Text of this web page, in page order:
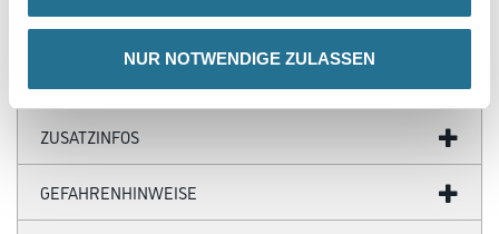
NUR NOTWENDIGE ZULASSEN
- 1,3 mm Belagstärke möglich
ZUSATZINFOS
GEFAHRENHINWEISE